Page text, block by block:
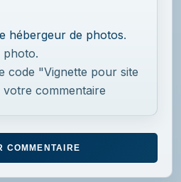
hébergeur de photos.
code "Vignette pour site
commentaire